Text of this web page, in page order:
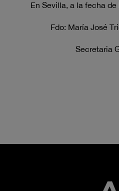
En Sevilla, a la fecha
Fdo: María José
Secretaria